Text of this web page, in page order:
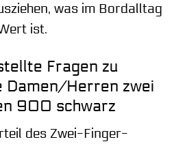
was im Bordalltag
ist.
Fragen zu
Damen/Herren zwei
900 schwarz
des Zwei-Finger-